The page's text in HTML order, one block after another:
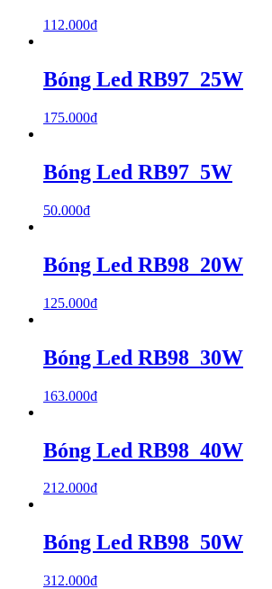
112.000₫
Bóng Led RB97_25W
175.000₫
Bóng Led RB97_5W
50.000₫
Bóng Led RB98_20W
125.000₫
Bóng Led RB98_30W
163.000₫
Bóng Led RB98_40W
212.000₫
Bóng Led RB98_50W
312.000₫